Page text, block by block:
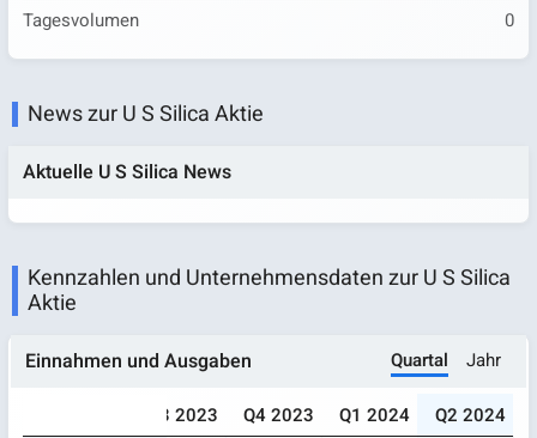
Tagesvolumen
0
News zur U S Silica Aktie
Aktuelle U S Silica News
Kennzahlen und Unternehmensdaten zur U S Silica
Aktie
Einnahmen und Ausgaben Quartal Jahr
Q3 2023 Q4 2023 Q1 2024
Q2 2024